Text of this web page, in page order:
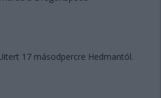
17 másodpercre Hedmantól.